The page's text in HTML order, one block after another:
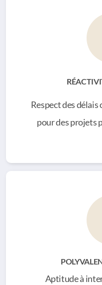
Respect des
pour des projets
Aptitude à